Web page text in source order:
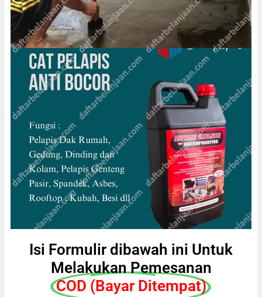
Isi Formulir dibawah ini Untuk
Melakukan Pemesanan
COD (Bayar Ditempat)